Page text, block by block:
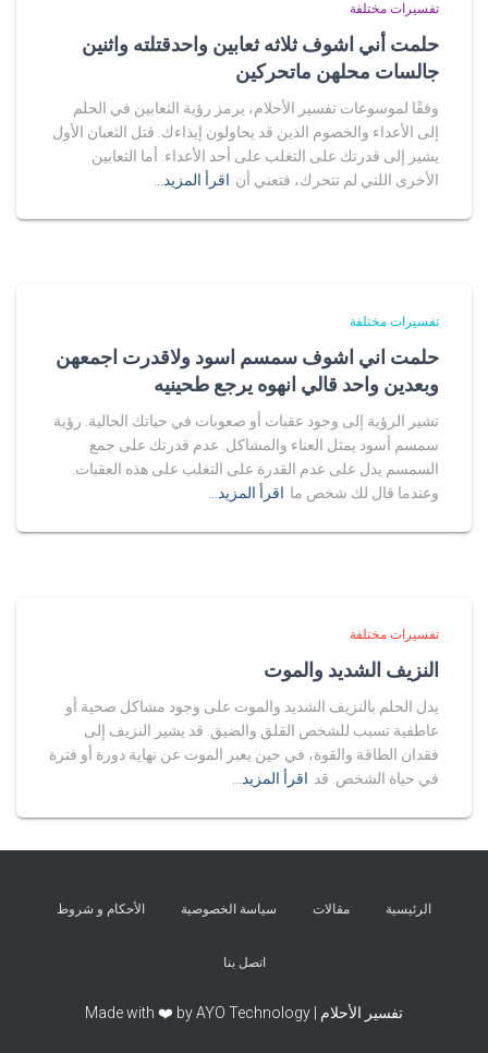
تفسيرات مختلفة
حلمت أني اشوف ثلاثه ثعابين واحدقتلته واثنين
جالسات محلهن ماتحركين
وفقًا لموسوعات تفسير الأحلام، يرمز رؤية الثعابين في الحلم
إلى الأعداء والخصوم الذين قد يحاولون إيذاءك. قتل الثعبان الأول
يشير إلى قدرتك على التغلب على أحد الأعداء. أما الثعابين
الأخرى اللتي لم تتحرك، فتعني أن اقرأ المزيد…
تفسيرات مختلفة
حلمت اني اشوف سمسم اسود ولاقدرت اجمعهن
وبعدين واحد قالي انهوه يرجع طحينيه
تشير الرؤية إلى وجود عقبات أو صعوبات في حياتك الحالية. رؤية
سمسم أسود يمثل العناء والمشاكل. عدم قدرتك على جمع
السمسم يدل على عدم القدرة على التغلب على هذه العقبات.
وعندما قال لك شخص ما اقرأ المزيد…
تفسيرات مختلفة
النزيف الشديد والموت
يدل الحلم بالنزيف الشديد والموت على وجود مشاكل صحية أو
عاطفية تسبب للشخص القلق والضيق. قد يشير النزيف إلى
فقدان الطاقة والقوة، في حين يعبر الموت عن نهاية دورة أو فترة
في حياة الشخص. قد اقرأ المزيد…
الرئيسية مقالات سياسة الخصوصية الأحكام و شروط
اتصل بنا
تفسير الأحلام | Made with ❤️ by AYO Technology